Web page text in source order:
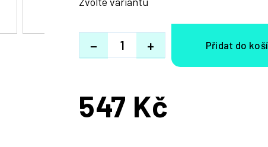
+
−
547 Kč
Měrná